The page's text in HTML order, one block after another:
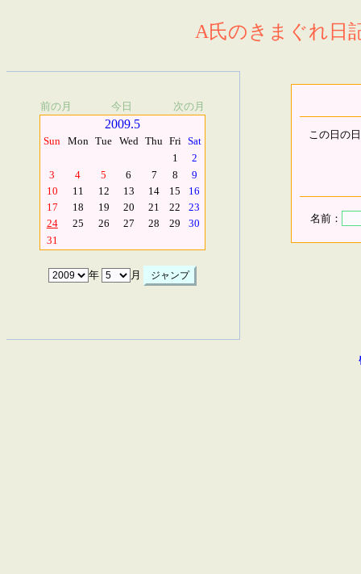
A氏のきまぐれ日
前の月 今日 次の月
2009.5
Sun Mon Tue Wed Thu Fri Sat
1
2
3
4 5 6 7 8
9
10
11 12 13 14 15
16
17
18 19 20 21 22
23
24
25 26 27 28 29
30
31
年 月
この日の
名前：